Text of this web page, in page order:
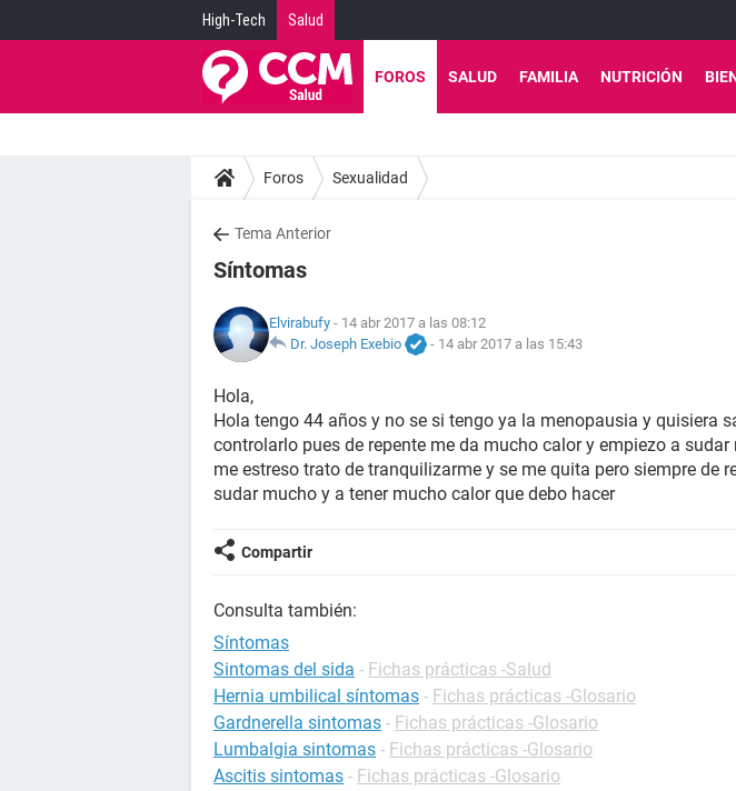
High-Tech Salud
FOROS SALUD FAMILIA NUTRICIÓN
Foros Sexualidad
Tema Anterior
Síntomas
Elvirabufy - 14 abr 2017 a las 08:12
Dr. Joseph Exebio
- 14 abr 2017 a las 15:43
Hola,
Hola tengo 44 años y no se si tengo ya la menopausia y quisiera
controlarlo pues de repente me da mucho calor y empiezo a
me estreso trato de tranquilizarme y se me quita pero siempre de
sudar mucho y a tener mucho calor que debo hacer
Compartir
Consulta también:
Síntomas
Sintomas del sida - Fichas prácticas -Salud
Hernia umbilical síntomas - Fichas prácticas -Glosario
Gardnerella sintomas - Fichas prácticas -Glosario
Lumbalgia sintomas - Fichas prácticas -Glosario
Ascitis sintomas - Fichas prácticas -Glosario